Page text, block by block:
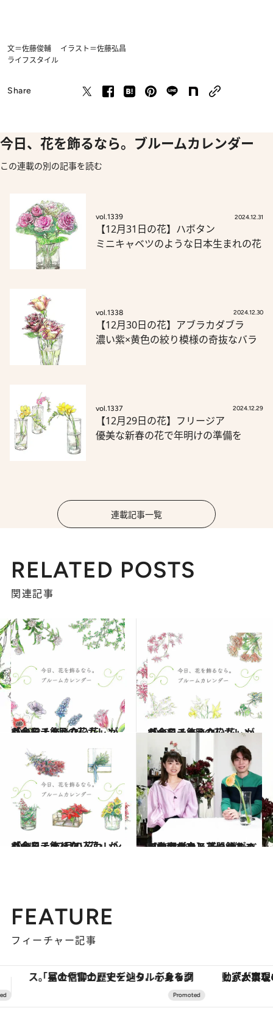
文＝佐藤俊輔 イラスト＝佐藤弘昌
ライフスタイル
Share
今日、花を飾るなら。ブルームカレンダー
この連載の別の記事を読む
vol.1339 2024.12.31
【12月31日の花】ハボタン
ミニキャベツのような日本生まれの花
vol.1338 2024.12.30
【12月30日の花】アブラカダブラ
濃い紫×黄色の絞り模様の奇抜なバラ
vol.1337 2024.12.29
【12月29日の花】フリージア
優美な新春の花で年明けの準備を
連載記事一覧
RELATED POSTS
関連記事
2022.2.1
「今日、飾りたい花」がわかる！ 2月の花カレンダーをチェック
ライフスタイル 2022.1.1
「今日、飾りたい花」がわかる！ 1月の花カレンダーをチェック
ライフスタイル
2021.12.1
「今日、飾りたい花」がわかる！ 12月の花カレンダーをチェック
ライフスタイル 2022.2.10
【動画付き】花器がなくても大丈夫！ ティーポットやマグカップに ガーベラをバランスよく飾るコツ
ライフスタイル
FEATURE
フィーチャー記事
「大事なのは地域の意識を変えること」。ロレックス賞受賞の自然保護活動家が実現させたナイジェリアの自然環境の復活 【銀座で出合う最旬美容】美髪ケアや上質